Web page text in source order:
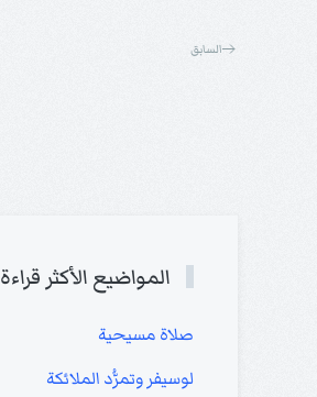
السابق
المواضيع الأكثر قراءة
صلاة مسيحية
لوسيفر وتمرُّد الملائكة